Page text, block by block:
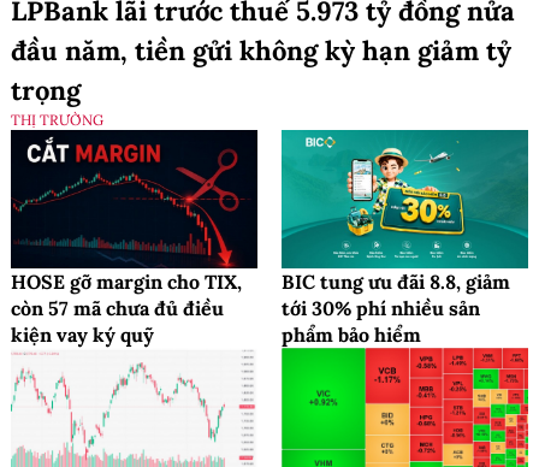
LPBank lãi trước thuế 5.973 tỷ đồng nửa
đầu năm, tiền gửi không kỳ hạn giảm tỷ
trọng
THỊ TRƯỜNG
HOSE gỡ margin cho TIX,
còn 57 mã chưa đủ điều
kiện vay ký quỹ
BIC tung ưu đãi 8.8, giảm
tới 30% phí nhiều sản
phẩm bảo hiểm